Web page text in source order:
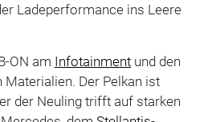
Ladeperformance ins Leere
ON am Infotainmentund den
Der Pelkan ist
der Neuling trifft auf starken